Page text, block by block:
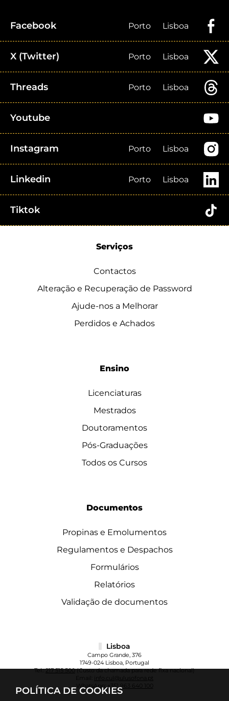
POLÍTICA DE COOKIES
Facebook Porto Lisboa
X (Twitter) Porto Lisboa
Threads Porto Lisboa
Youtube
Instagram Porto Lisboa
Linkedin Porto Lisboa
Tiktok
Serviços
Contactos
Alteração e Recuperação de Password
Ajude-nos a Melhorar
Perdidos e Achados
Ensino
Licenciaturas
Mestrados
Doutoramentos
Pós-Graduações
Todos os Cursos
Documentos
Propinas e Emolumentos
Regulamentos e Despachos
Formulários
Relatórios
Validação de documentos
Lisboa
Campo Grande, 376
1749-024 Lisboa, Portugal
Tel.:217 515 500(Custo da chamada para rede fixa nacional)
info.cul@ulusofona.pt
WhatsApp:+351 963 640 100